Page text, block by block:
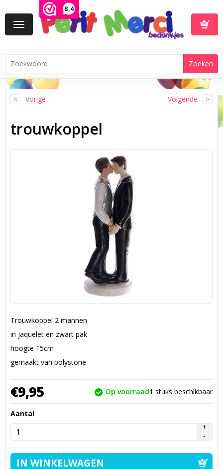
8,4
Toggle
navigation
Vorige Volgende
trouwkoppel
Trouwkoppel 2 mannen
in jaquelet en zwart pak
hoogte 15cm
gemaakt van polystone
€9,95 Op voorraad1 stuks beschikbaar
Aantal